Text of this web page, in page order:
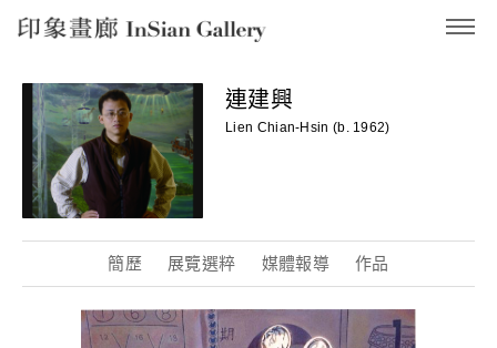
InSian Gallery
連建興
Lien Chian-Hsin (b. 1962)
簡歷 展覽選粹 媒體報導 作品